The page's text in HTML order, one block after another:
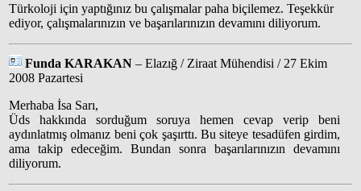
Türkoloji için yaptığınız bu çalışmalar paha biçilemez. Teşekkür
ediyor, çalışmalarınızın ve başarılarınızın devamını diliyorum.
Funda KARAKAN – Elazığ / Ziraat Mühendisi / 27 Ekim
2008 Pazartesi
Merhaba İsa Sarı,
Üds hakkında sorduğum soruya hemen cevap verip beni
aydınlatmış olmanız beni çok şaşırttı. Bu siteye tesadüfen girdim,
ama takip edeceğim. Bundan sonra başarılarınızın devamını
diliyorum.